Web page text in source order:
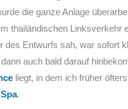
die ganze Anlage
thailändischen Linksverkehr
des Entwurfs sah, war sofort
auch bald darauf
liegt, in dem ich früher
.